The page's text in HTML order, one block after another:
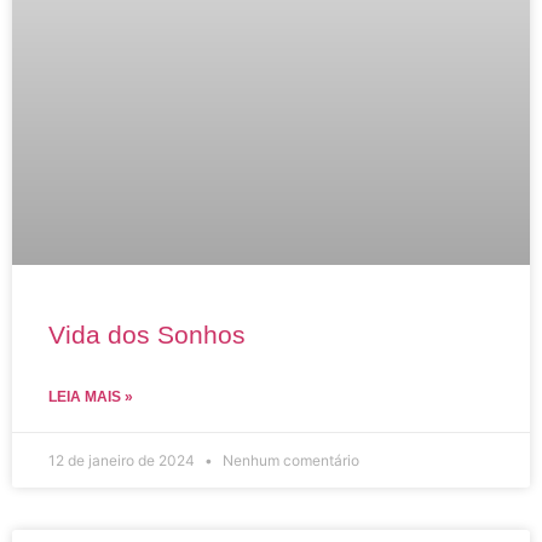
Vida dos Sonhos
LEIA MAIS »
12 de janeiro de 2024 Nenhum comentário